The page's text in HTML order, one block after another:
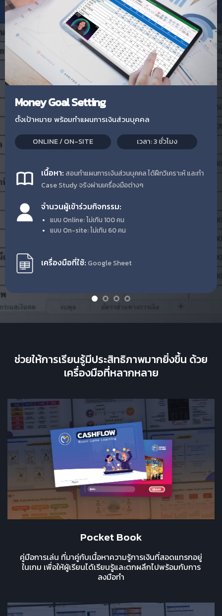
Money Goal Setting
ตั้งเป้าหมาย พร้อมทำแผนการเงินส่วนบุคคล
ONLINE / ON-SITE เวลา: 3 ชั่วโมง
เนื้อหา: สอนทำแผนการเงินส่วนบุคคลได้ฝึกวิเคราะห์ และทำ
Case Study จริงผ่านเครื่องมือต่างๆ
จำนวนผู้เข้าร่วมกิจกรรม:
แบบ Online: ไม่เกิน 100 คน
แบบ On-site:ไม่เกิน 60 คน
เครื่องมือที่ใช้: Google Sheet
ช่วยให้การเรียนรู้มีประสิทธิภาพมากยิ่งขึ้น ด้วย
เครื่องมือที่หลากหลาย
Pocket Book
คู่มือการเล่น ที่มาคู่กับเนื้อหาความรู้การเงินที่สอดแทรกอยู่
ในเกม เพื่อให้ผู้เรียนได้เรียนรู้และตกผลึกไปพร้อมกับการ
ลงมือทำ